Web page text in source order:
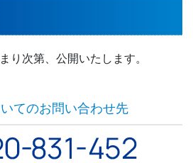
り次第、公開いたします。
てのお問い合わせ先